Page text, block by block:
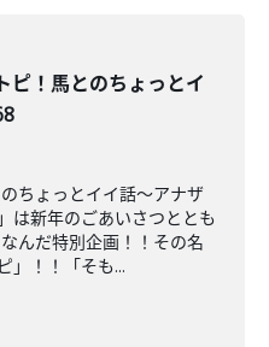
ピ！馬とのちょっとイ
ちょっとイイ話〜アナザ
は新年のごあいさつととも
んだ特別企画！！その名
」！！「そも...